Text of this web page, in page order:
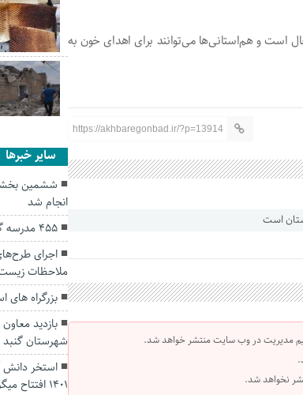
است و هم‌استانی‌ها می‌توانند برای اهدای خون به
https://akhbaregonbad.ir/?p=13914
مدیریت در وب سایت منتشر خواهد شد.
نخواهد شد.
سایر خبرها
ششمین
انجام شد
۴۵۵ مدرسه گنبدکاووس کتابخانه دارند
اجرای
ملاحظات
بزرگراه
بازدید
شهرستان
استخر دانش
1401 افتتاح میگردد